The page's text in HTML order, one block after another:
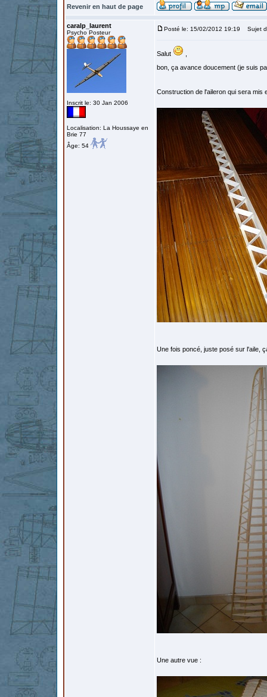
Revenir en haut de page
caralp_laurent
Psycho Posteur
Inscrit le: 30 Jan 2006
Localisation: La Houssaye en
Brie 77
Âge: 54
Posté le: 15/02/2012 19:19 Sujet
Salut
bon, ça avance doucement (je suis
Construction de l'aileron qui sera mis
Une fois poncé, juste posé sur l'aile,
Une autre vue :